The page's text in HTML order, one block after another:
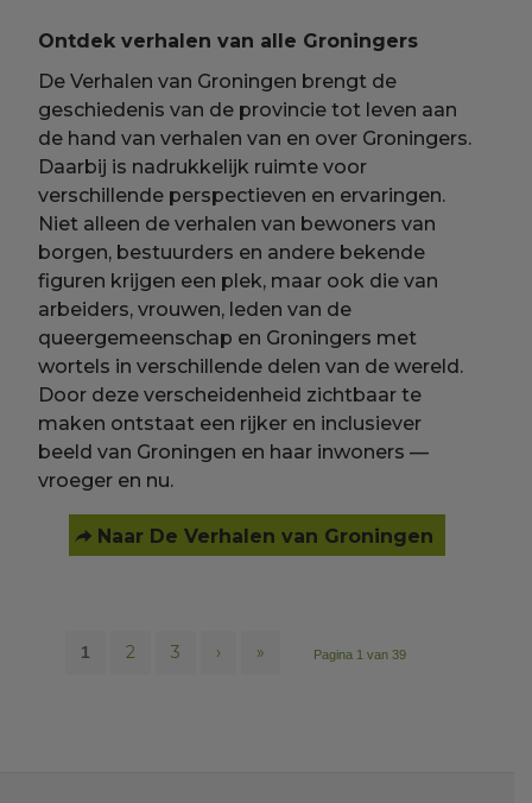
Ontdek verhalen van alle Groningers
De Verhalen van Groningen brengt de
geschiedenis van de provincie tot leven aan
de hand van verhalen van en over Groningers.
Daarbij is nadrukkelijk ruimte voor
verschillende perspectieven en ervaringen.
Niet alleen de verhalen van bewoners van
borgen, bestuurders en andere bekende
figuren krijgen een plek, maar ook die van
arbeiders, vrouwen, leden van de
queergemeenschap en Groningers met
wortels in verschillende delen van de wereld.
Door deze verscheidenheid zichtbaar te
maken ontstaat een rijker en inclusiever
beeld van Groningen en haar inwoners —
vroeger en nu.
Naar De Verhalen van Groningen
Pagina 1 van 39
1 2 3 › »